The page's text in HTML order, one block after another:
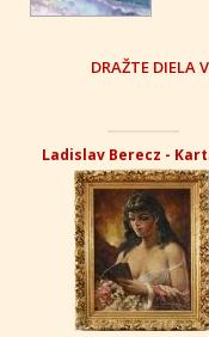
DRAŽTE DIELA
Ladislav Berecz -